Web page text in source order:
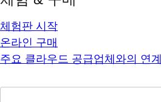
체험판 시작
온라인 구매
주요 클라우드 공급업체와의 연계